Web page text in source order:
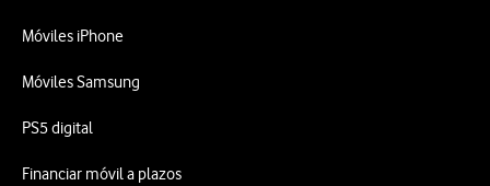
Móviles iPhone
Móviles Samsung
PS5 digital
Financiar móvil a plazos